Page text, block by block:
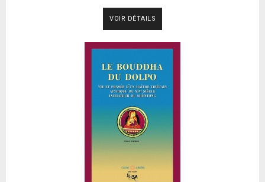
VOIR DÉTAILS